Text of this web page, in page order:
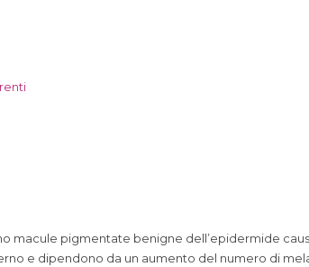
macule pigmentate benigne dell’epidermide
e dipendono da un aumento del numero di